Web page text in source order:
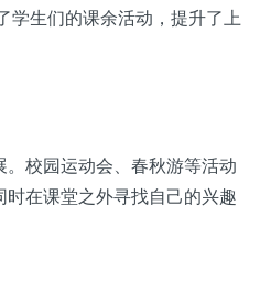
学生们的课余活动，提升了上
校园运动会、春秋游等活动
在课堂之外寻找自己的兴趣